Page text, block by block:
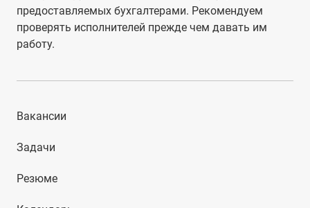
предоставляемых бухгалтерами. Рекомендуем
проверять исполнителей прежде чем давать им
работу.
Вакансии
Задачи
Резюме